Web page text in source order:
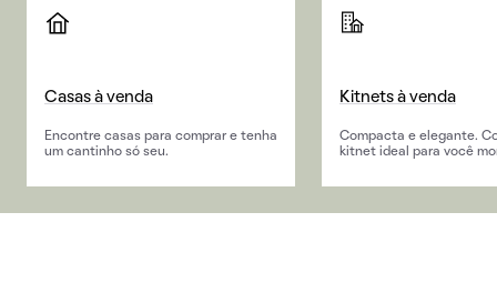
Encontre casas para comprar e tenha
um cantinho só seu.
Casas à venda
Compacta e elegante.
kitnet ideal para você
Kitnets à venda